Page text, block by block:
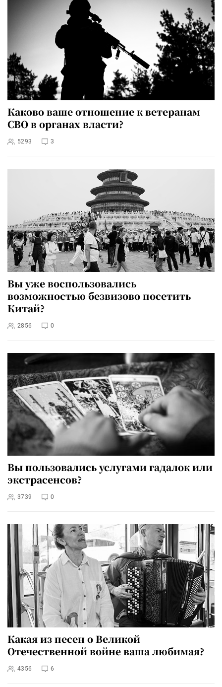
Каково ваше отношение к ветеранам
СВО в органах власти?
5293 3
Вы уже воспользовались
возможностью безвизово посетить
Китай?
2856 0
Вы пользовались услугами гадалок или
экстрасенсов?
3739 0
Какая из песен о Великой
Отечественной войне ваша любимая?
4356 6